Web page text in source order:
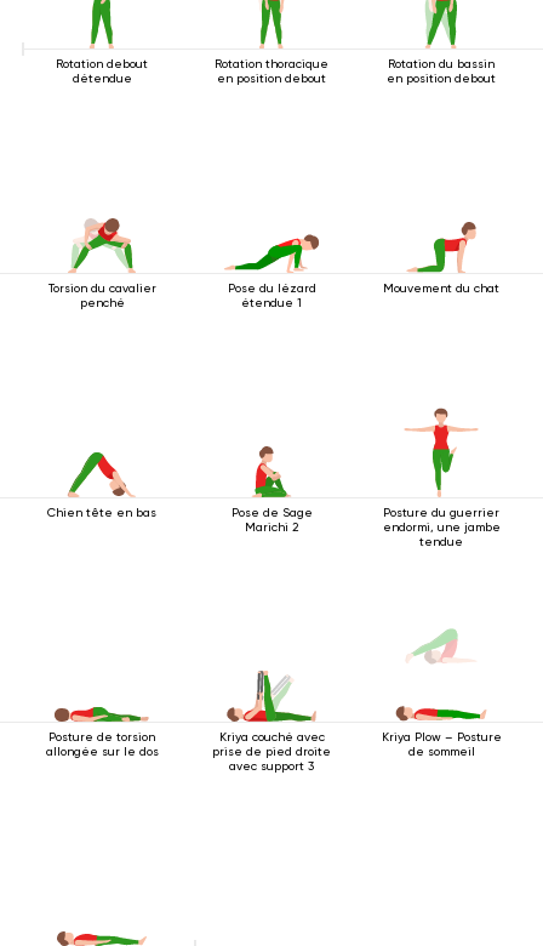
Rotation debout
détendue
Rotation thoracique
en position debout
Rotation du bassin
en position debout
Torsion du cavalier
penché
Pose du lézard
étendue 1
Mouvement du chat
Chien tête en bas
Pose de Sage
Marichi 2
Posture du guerrier
endormi, une jambe
tendue
Posture de torsion
allongée sur le dos
Kriya couché avec
prise de pied droite
avec support 3
Kriya Plow – Posture
de sommeil